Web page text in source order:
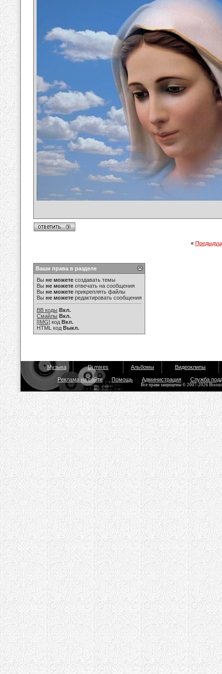
«
Ваши права в разделе
Вы не можете создавать темы
Вы не можете отвечать на сообщения
Вы не можете прикреплять файлы
Вы не можете редактировать сообщения
BB коды Вкл.
Смайлы Вкл.
[IMG] код Вкл.
HTML код Выкл.
Музыка Dj mixes Альбомы Видеоклипы
Реклама на сайте Помощь Администрация Служба
Все права защищены © 2007-2026